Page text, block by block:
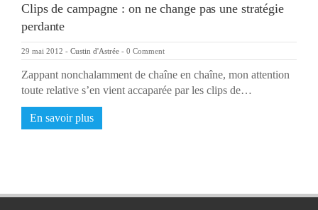
Clips de campagne : on ne change pas une stratégie
perdante
29 mai 2012 - Custin d'Astrée - 0 Comment
Zappant nonchalamment de chaîne en chaîne, mon attention
toute relative s’en vient accaparée par les clips de…
En savoir plus